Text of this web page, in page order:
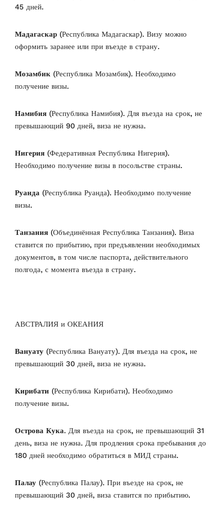
45 дней.
Мадагаскар (Республика Мадагаскар). Визу можно
оформить заранее или при въезде в страну.
Мозамбик (Республика Мозамбик). Необходимо
получение визы.
Намибия (Республика Намибия). Для въезда на срок, не
превышающий 90 дней, виза не нужна.
Нигерия (Федеративная Республика Нигерия).
Необходимо получение визы в посольстве страны.
Руанда (Республика Руанда). Необходимо получение
визы.
Танзания (Объединённая Республика Танзания). Виза
ставится по прибытию, при предъявлении необходимых
документов, в том числе паспорта, действительного
полгода, с момента въезда в страну.
АВСТРАЛИЯ и ОКЕАНИЯ
Вануату (Республика Вануату). Для въезда на срок, не
превышающий 30 дней, виза не нужна.
Кирибати (Республика Кирибати). Необходимо
получение визы.
Острова Кука. Для въезда на срок, не превышающий 31
день, виза не нужна. Для продления срока пребывания до
180 дней необходимо обратиться в МИД страны.
Палау (Республика Палау). При въезде на срок, не
превышающий 30 дней, виза ставится по прибытию.